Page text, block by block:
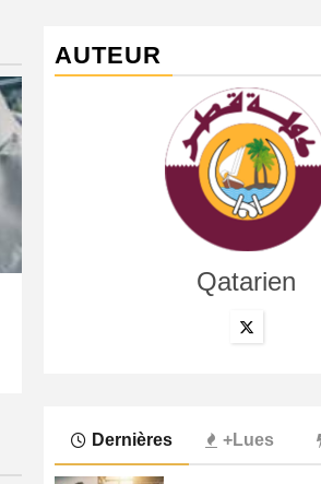
Les compagnies du Golfe face
AUTEUR
Qatarien
Dernières +Lues